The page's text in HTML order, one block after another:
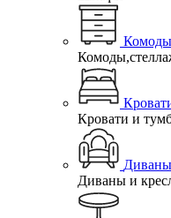
Кровати и
Диваны
Диваны и